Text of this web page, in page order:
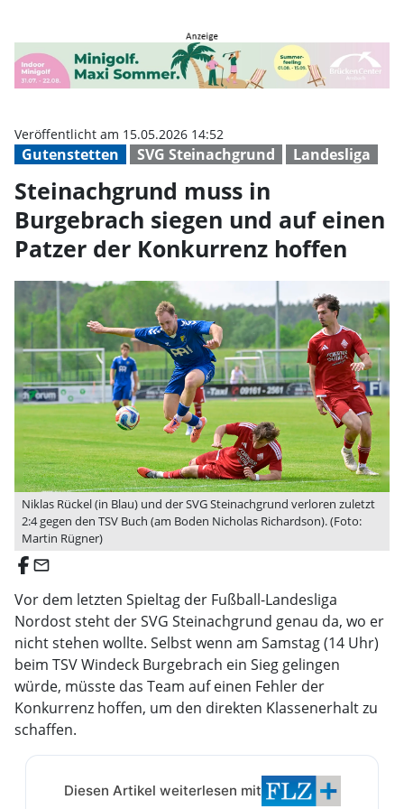
Gutenstetten SVG Steinachgrund Landesliga
Veröffentlicht am 15.05.2026 14:52
Steinachgrund muss in
Burgebrach siegen und auf einen
Patzer der Konkurrenz hoffen
Niklas Rückel (in Blau) und der SVG Steinachgrund verloren zuletzt
2:4 gegen den TSV Buch (am Boden Nicholas Richardson). (Foto:
Martin Rügner)
email
Vor dem letzten Spieltag der Fußball-Landesliga
Nordost steht der SVG Steinachgrund genau da, wo er
nicht stehen wollte. Selbst wenn am Samstag (14 Uhr)
beim TSV Windeck Burgebrach ein Sieg gelingen
würde, müsste das Team auf einen Fehler der
Konkurrenz hoffen, um den direkten Klassenerhalt zu
schaffen.
Diesen Artikel weiterlesen mit